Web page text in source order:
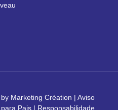
Marketing Création | Aviso
Pais| Responsabilidade